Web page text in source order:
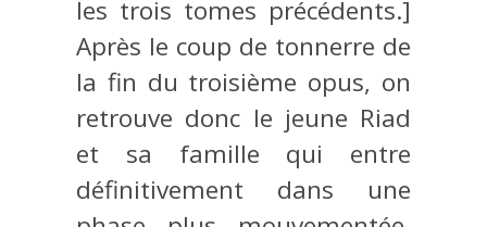
les trois tomes précédents.]
Après le coup de tonnerre de
la fin du troisième opus, on
retrouve donc le jeune Riad
et sa famille qui entre
définitivement dans une